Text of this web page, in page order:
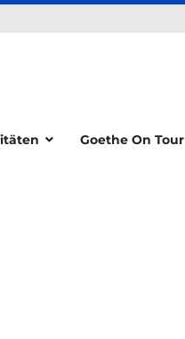
Goethe On Tour